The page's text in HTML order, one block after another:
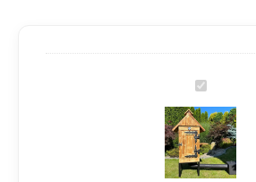
Kūpinātava
Klasika
ar
kaltām
Engēm
Klasika